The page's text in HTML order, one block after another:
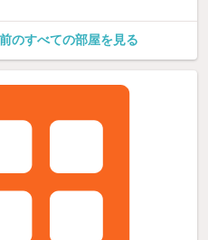
のすべての部屋を見る